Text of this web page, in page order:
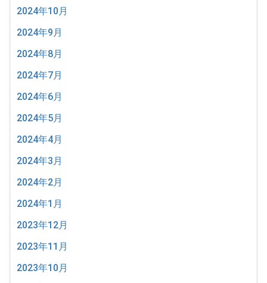
2024年10月
2024年9月
2024年8月
2024年7月
2024年6月
2024年5月
2024年4月
2024年3月
2024年2月
2024年1月
2023年12月
2023年11月
2023年10月